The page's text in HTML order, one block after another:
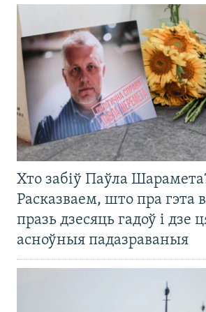
Хто забіў Паўла
Расказваем, што пра гэта
празь дзесяць гадоў і дзе
асноўныя падазраваныя